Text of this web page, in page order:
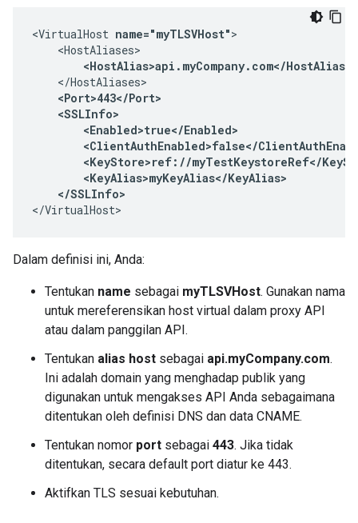
<VirtualHost name="myTLSVHost">
    <HostAliases>
<HostAlias>api.myCompany.com</HostAlias>
    </HostAliases>
<Port>443</Port>
    <SSLInfo>
        <Enabled>true</Enabled>
<ClientAuthEnabled>false</
<KeyStore>ref://myTestKeystoreRef</
        <KeyAlias>myKeyAlias</KeyAlias>
    </SSLInfo>
</VirtualHost>
Dalam definisi ini, Anda:
Tentukan name sebagai myTLSVHost. Gunakan nama
untuk mereferensikan host virtual dalam proxy API
atau dalam panggilan API.
Tentukan alias host sebagai api.myCompany.com.
Ini adalah domain yang menghadap publik yang
digunakan untuk mengakses API Anda sebagaimana
ditentukan oleh definisi DNS dan data CNAME.
Tentukan nomor port sebagai 443. Jika tidak
ditentukan, secara default port diatur ke 443.
Aktifkan TLS sesuai kebutuhan.